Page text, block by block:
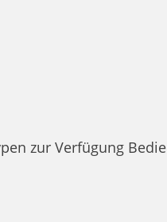
zur Verfügung